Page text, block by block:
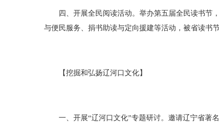
四、开展全民阅读活动。举办第五届全民读书节，
与便民服务、捐书助读与定向援建等活动，被省读书
【挖掘和弘扬辽河口文化】
一、开展“辽河口文化”专题研讨。邀请辽宁省著名